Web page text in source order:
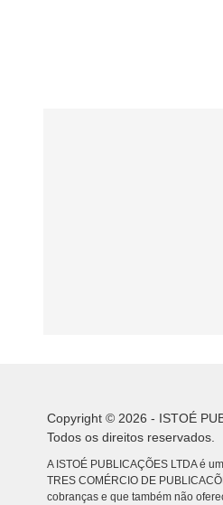
Copyright © 2026 - ISTOÉ
Todos os direitos reservados.
A ISTOÉ PUBLICAÇÕES LTDA é
TRES COMÉRCIO DE
cobranças e que também não